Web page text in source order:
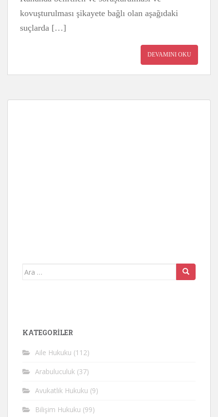
kovuşturulması şikayete bağlı olan aşağıdaki
suçlarda […]
DEVAMINI OKU
Arama
KATEGORİLER
Aile Hukuku (112)
Arabuluculuk (37)
Avukatlık Hukuku (9)
Bilişim Hukuku (99)